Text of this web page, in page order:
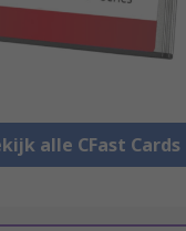
alle CFast Cards